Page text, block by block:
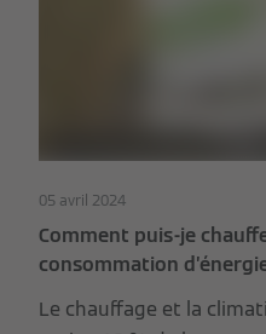
05 avril 2024
Comment puis-je
consommation
Le chauffage et la